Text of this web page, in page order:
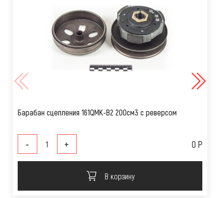
Барабан сцепления 161QMK-B2 200см3 с реверсом
- + 0 Р
В корзину